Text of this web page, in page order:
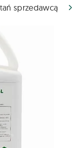
sprzedawcą